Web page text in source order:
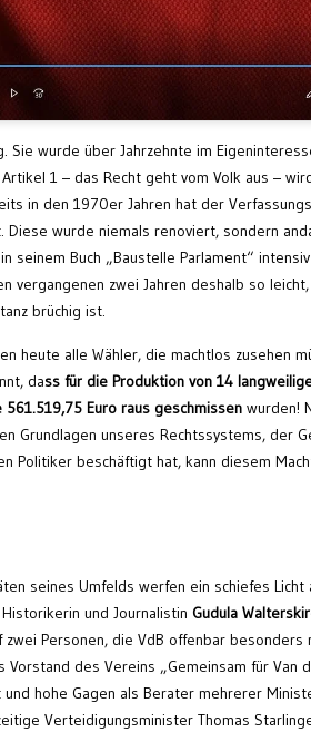
Sie wurde über Jahrzehnte im
1 – das Recht geht vom Volk aus –
in den 1970er Jahren hat der
Diese wurde niemals renoviert, sondern
seinem Buch „Baustelle Parlament“
vergangenen zwei Jahren deshalb so
brüchig ist.
heute alle Wähler, die machtlos zusehen
dass für die Produktion von 14
Euro raus geschmissen wurden!
Grundlagen unseres Rechtssystems, der
Politiker beschäftigt hat, kann diesem
seines Umfelds werfen ein schiefes Licht
und Journalistin Gudula
Personen, die VdB offenbar besonders
des Vereins „Gemeinsam für Van
hohe Gagen als Berater mehrerer
Verteidigungsminister Thomas